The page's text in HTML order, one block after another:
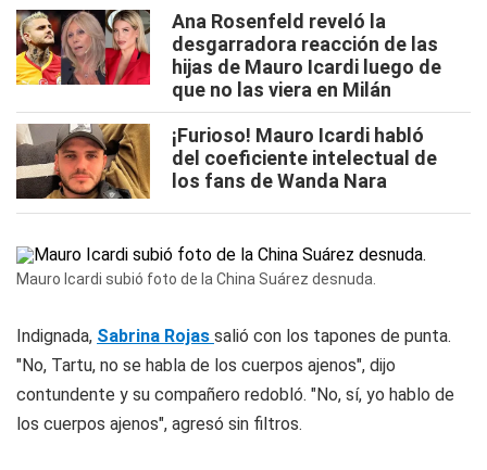
Ana Rosenfeld reveló la
desgarradora reacción de las
hijas de Mauro Icardi luego de
que no las viera en Milán
¡Furioso! Mauro Icardi habló
del coeficiente intelectual de
los fans de Wanda Nara
Mauro Icardi subió foto de la China Suárez desnuda.
Indignada, Sabrina Rojas salió con los tapones de punta.
"No, Tartu, no se habla de los cuerpos ajenos", dijo
contundente y su compañero redobló. "No, sí, yo hablo de
los cuerpos ajenos", agresó sin filtros.